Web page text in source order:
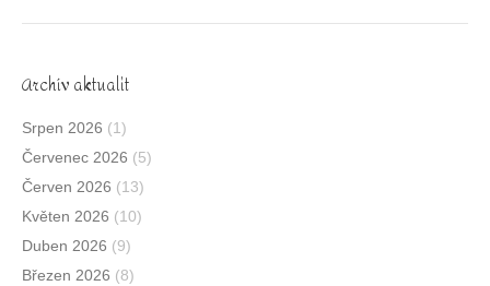
Archív aktualit
Srpen 2026 (1)
Červenec 2026 (5)
Červen 2026 (13)
Květen 2026 (10)
Duben 2026 (9)
Březen 2026 (8)